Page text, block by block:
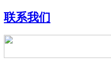
联系我们